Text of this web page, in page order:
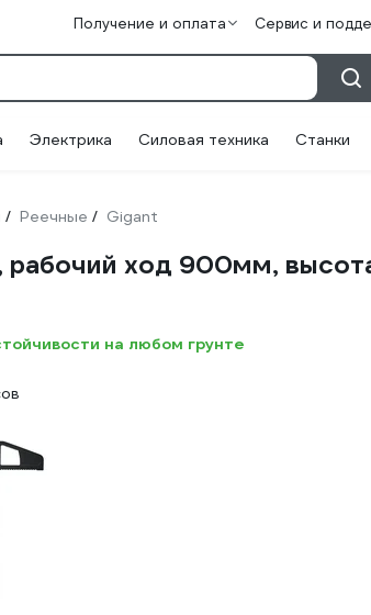
Получение и оплата Сервис и
Электрика Силовая техника Станки
/ Реечные / Gigant
ход 900мм,
на любом грунте